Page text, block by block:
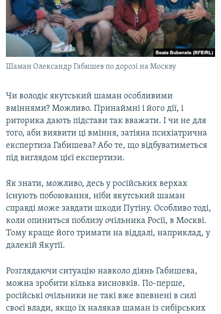
Шаман Олександр Габишев по дорозі на Москву
Чи володіє якутський шаман особливими
вміннями? Можливо. Принаймні і його дії, і
риторика дають підстави так вважати. І чи не для
того, аби виявити ці вміння, затіяна психіатрична
експертиза Габишева? Або те, що відбуватиметься
під виглядом цієї експертизи.
Як знати, можливо, десь у російських верхах
існують побоювання, ніби якутський шаман
справді може завдати шкоди Путіну. Особливо тоді,
коли опиниться поблизу очільника Росії, в Москві.
Тому краще його тримати на віддалі, наприклад, у
далекій Якутії.
Розглядаючи ситуацію навколо діянь Габишева,
можна зробити кілька висновків. По-перше,
російські очільники не такі вже впевнені в силі
своєї влади, якщо їх налякав шаман із сибірських